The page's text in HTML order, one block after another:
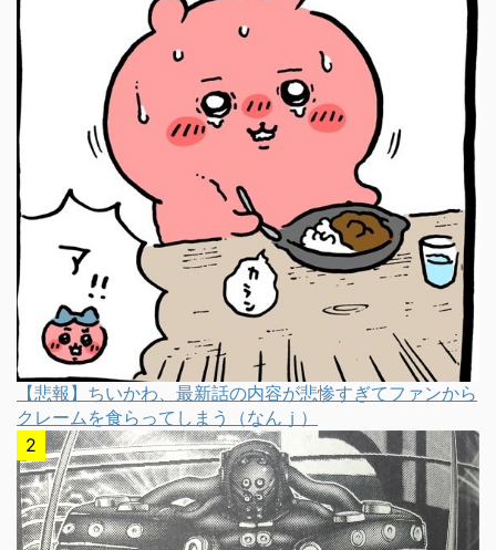
【悲報】ちいかわ、最新話の内容が悲惨すぎてファンから
クレームを食らってしまう（なんｊ）